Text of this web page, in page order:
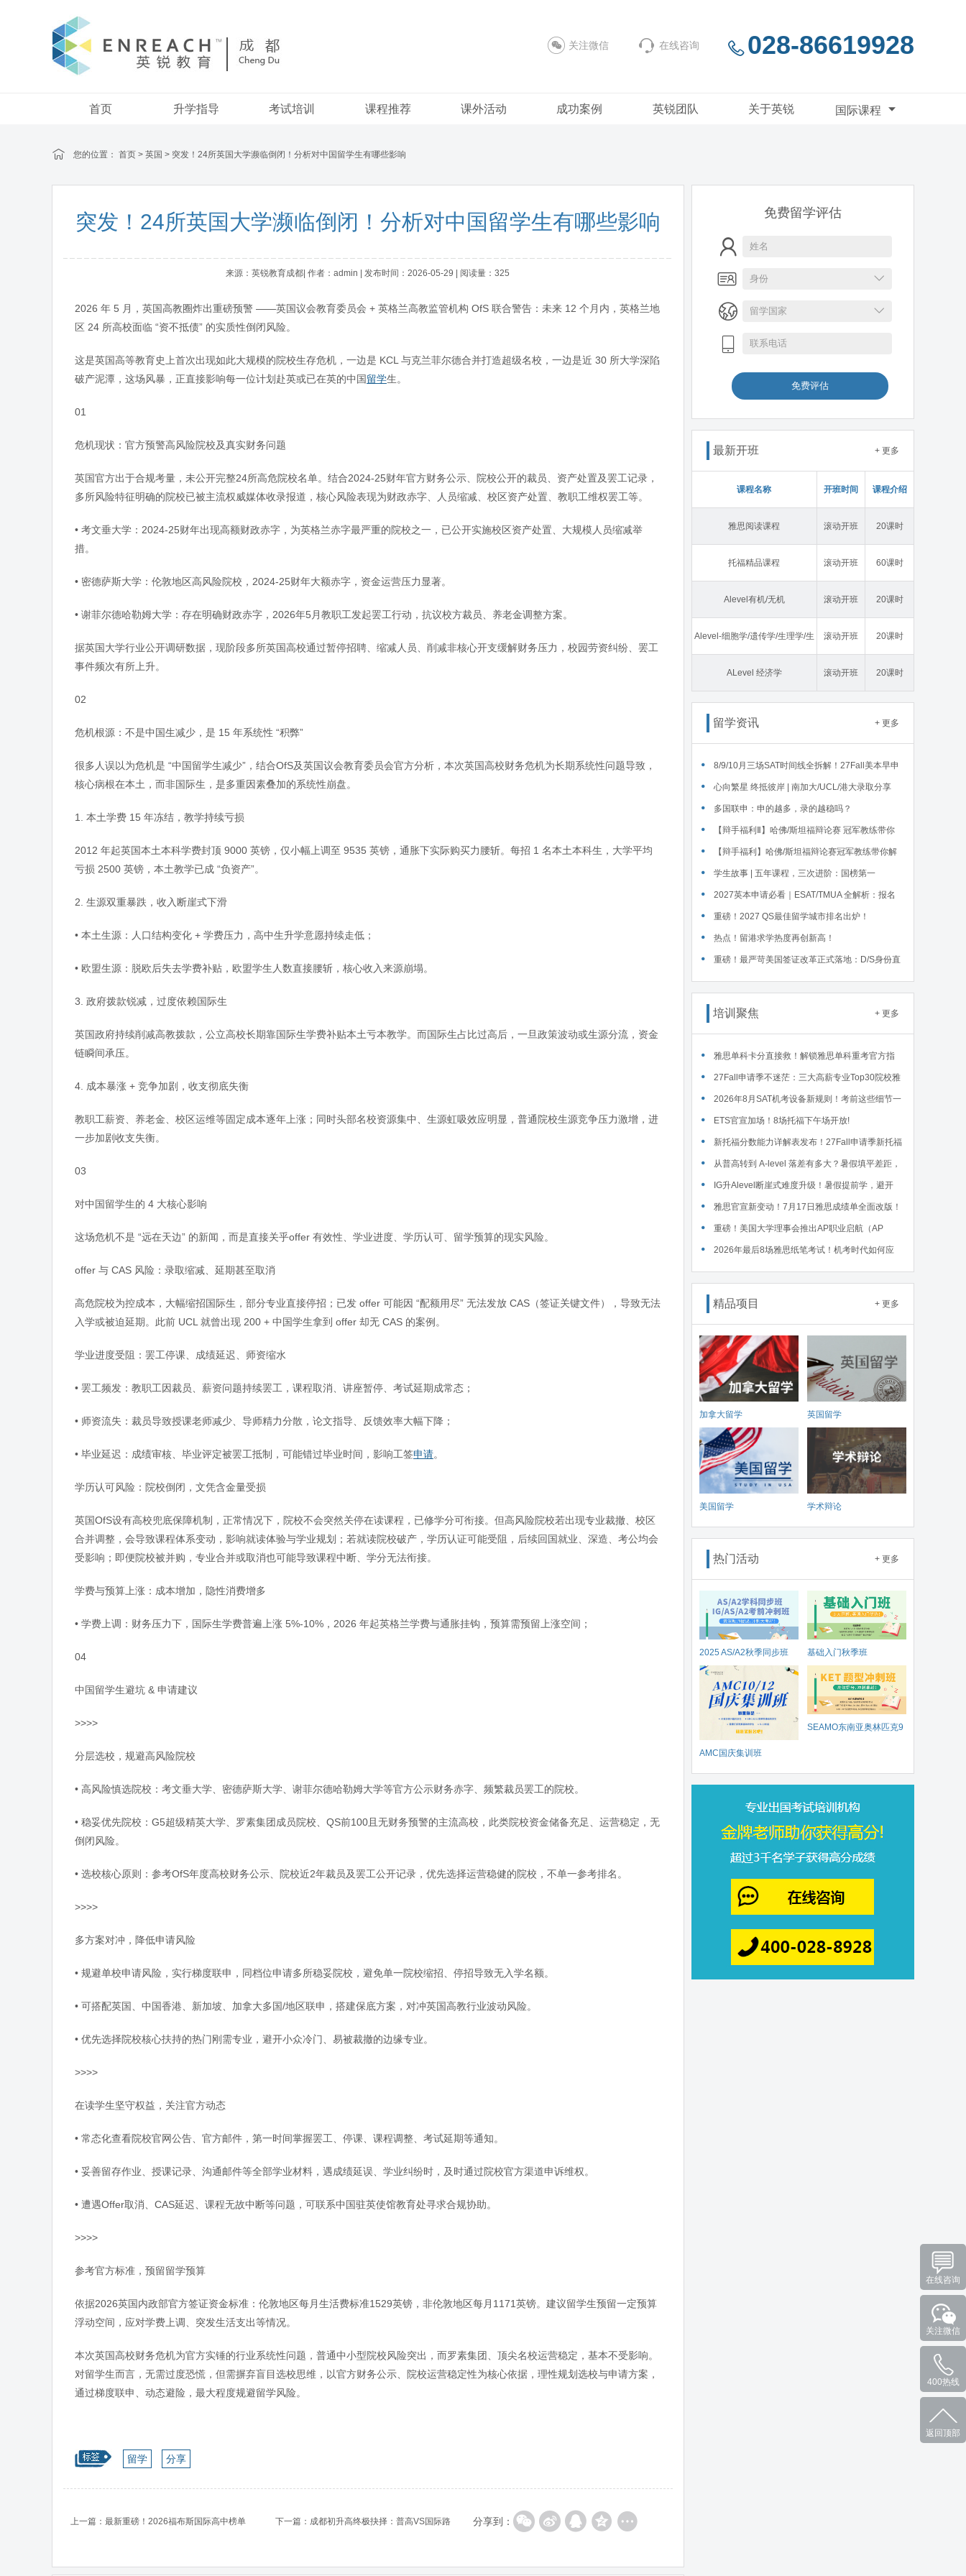
028-86619928
在线咨询
关注微信
首页 升学指导 考试培训 课程推荐 课外活动 成功案例 英锐团队 关于英锐 国际课程
您的位置： 首页 > 英国 > 突发！24所英国大学濒临倒闭！分析对中国留学生有哪些影响
突发！24所英国大学濒临倒闭！分析对中国留学生有哪些影响
来源：英锐教育成都| 作者：admin | 发布时间：2026-05-29 | 阅读量：325
2026 年 5 月，英国高教圈炸出重磅预警 ——英国议会教育委员会 + 英格兰高教监管机构 OfS 联合警告：未来 12 个月内，英格兰地
区 24 所高校面临 “资不抵债” 的实质性倒闭风险。
这是英国高等教育史上首次出现如此大规模的院校生存危机，一边是 KCL 与克兰菲尔德合并打造超级名校，一边是近 30 所大学深陷
破产泥潭，这场风暴，正直接影响每一位计划赴英或已在英的中国留学生。
01
危机现状：官方预警高风险院校及真实财务问题
英国官方出于合规考量，未公开完整24所高危院校名单。结合2024-25财年官方财务公示、院校公开的裁员、资产处置及罢工记录，
多所风险特征明确的院校已被主流权威媒体收录报道，核心风险表现为财政赤字、人员缩减、校区资产处置、教职工维权罢工等。
• 考文垂大学：2024-25财年出现高额财政赤字，为英格兰赤字最严重的院校之一，已公开实施校区资产处置、大规模人员缩减举
措。
• 密德萨斯大学：伦敦地区高风险院校，2024-25财年大额赤字，资金运营压力显著。
• 谢菲尔德哈勒姆大学：存在明确财政赤字，2026年5月教职工发起罢工行动，抗议校方裁员、养老金调整方案。
据英国大学行业公开调研数据，现阶段多所英国高校通过暂停招聘、缩减人员、削减非核心开支缓解财务压力，校园劳资纠纷、罢工
事件频次有所上升。
02
危机根源：不是中国生减少，是 15 年系统性 “积弊”
很多人误以为危机是 “中国留学生减少”，结合OfS及英国议会教育委员会官方分析，本次英国高校财务危机为长期系统性问题导致，
核心病根在本土，而非国际生，是多重因素叠加的系统性崩盘。
1. 本土学费 15 年冻结，教学持续亏损
2012 年起英国本土本科学费封顶 9000 英镑，仅小幅上调至 9535 英镑，通胀下实际购买力腰斩。每招 1 名本土本科生，大学平均
亏损 2500 英镑，本土教学已成 “负资产”。
2. 生源双重暴跌，收入断崖式下滑
• 本土生源：人口结构变化 + 学费压力，高中生升学意愿持续走低；
• 欧盟生源：脱欧后失去学费补贴，欧盟学生人数直接腰斩，核心收入来源崩塌。
3. 政府拨款锐减，过度依赖国际生
英国政府持续削减高教拨款，公立高校长期靠国际生学费补贴本土亏本教学。而国际生占比过高后，一旦政策波动或生源分流，资金
链瞬间承压。
4. 成本暴涨 + 竞争加剧，收支彻底失衡
教职工薪资、养老金、校区运维等固定成本逐年上涨；同时头部名校资源集中、生源虹吸效应明显，普通院校生源竞争压力激增，进
一步加剧收支失衡。
03
对中国留学生的 4 大核心影响
这场危机不是 “远在天边” 的新闻，而是直接关乎offer 有效性、学业进度、学历认可、留学预算的现实风险。
offer 与 CAS 风险：录取缩减、延期甚至取消
高危院校为控成本，大幅缩招国际生，部分专业直接停招；已发 offer 可能因 “配额用尽” 无法发放 CAS（签证关键文件），导致无法
入学或被迫延期。此前 UCL 就曾出现 200 + 中国学生拿到 offer 却无 CAS 的案例。
学业进度受阻：罢工停课、成绩延迟、师资缩水
• 罢工频发：教职工因裁员、薪资问题持续罢工，课程取消、讲座暂停、考试延期成常态；
• 师资流失：裁员导致授课老师减少、导师精力分散，论文指导、反馈效率大幅下降；
• 毕业延迟：成绩审核、毕业评定被罢工抵制，可能错过毕业时间，影响工签申请。
学历认可风险：院校倒闭，文凭含金量受损
英国OfS设有高校兜底保障机制，正常情况下，院校不会突然关停在读课程，已修学分可衔接。但高风险院校若出现专业裁撤、校区
合并调整，会导致课程体系变动，影响就读体验与学业规划；若就读院校破产，学历认证可能受阻，后续回国就业、深造、考公均会
受影响；即便院校被并购，专业合并或取消也可能导致课程中断、学分无法衔接。
学费与预算上涨：成本增加，隐性消费增多
• 学费上调：财务压力下，国际生学费普遍上涨 5%-10%，2026 年起英格兰学费与通胀挂钩，预算需预留上涨空间；
04
中国留学生避坑 & 申请建议
>>>>
分层选校，规避高风险院校
• 高风险慎选院校：考文垂大学、密德萨斯大学、谢菲尔德哈勒姆大学等官方公示财务赤字、频繁裁员罢工的院校。
• 稳妥优先院校：G5超级精英大学、罗素集团成员院校、QS前100且无财务预警的主流高校，此类院校资金储备充足、运营稳定，无
倒闭风险。
• 选校核心原则：参考OfS年度高校财务公示、院校近2年裁员及罢工公开记录，优先选择运营稳健的院校，不单一参考排名。
>>>>
多方案对冲，降低申请风险
• 规避单校申请风险，实行梯度联申，同档位申请多所稳妥院校，避免单一院校缩招、停招导致无入学名额。
• 可搭配英国、中国香港、新加坡、加拿大多国/地区联申，搭建保底方案，对冲英国高教行业波动风险。
• 优先选择院校核心扶持的热门刚需专业，避开小众冷门、易被裁撤的边缘专业。
>>>>
在读学生坚守权益，关注官方动态
• 常态化查看院校官网公告、官方邮件，第一时间掌握罢工、停课、课程调整、考试延期等通知。
• 妥善留存作业、授课记录、沟通邮件等全部学业材料，遇成绩延误、学业纠纷时，及时通过院校官方渠道申诉维权。
• 遭遇Offer取消、CAS延迟、课程无故中断等问题，可联系中国驻英使馆教育处寻求合规协助。
>>>>
参考官方标准，预留留学预算
依据2026英国内政部官方签证资金标准：伦敦地区每月生活费标准1529英镑，非伦敦地区每月1171英镑。建议留学生预留一定预算
浮动空间，应对学费上调、突发生活支出等情况。
本次英国高校财务危机为官方实锤的行业系统性问题，普通中小型院校风险突出，而罗素集团、顶尖名校运营稳定，基本不受影响。
对留学生而言，无需过度恐慌，但需摒弃盲目选校思维，以官方财务公示、院校运营稳定性为核心依据，理性规划选校与申请方案，
通过梯度联申、动态避险，最大程度规避留学风险。
留学 分享
上一篇：最新重磅！2026福布斯国际高中榜单 下一篇：成都初升高终极抉择：普高VS国际路 分享到：
免费留学评估
免费评估
最新开班 + 更多
课程名称 开班时间 课程介绍
雅思阅读课程 滚动开班 20课时
托福精品课程 滚动开班 60课时
Alevel有机/无机 滚动开班 20课时
Alevel-细胞学/遗传学/生理学/生
态学
滚动开班 20课时
ALevel 经济学 滚动开班 20课时
留学资讯 + 更多
‌8/9/10月三场SAT时间线全拆解！27Fall美本早申
时间线盘点～
心向繁星 终抵彼岸 | 南加大/UCL/港大录取分享
多国联申：申的越多，录的越稳吗？
【辩手福利Ⅱ】哈佛/斯坦福辩论赛 冠军教练带你
解读WSDA全国赛Junior即兴辩论第二轮备稿辩题
【辩手福利】哈佛/斯坦福辩论赛冠军教练带你解
读WSDA全国赛Junior即兴辩论第一轮备稿辩题
学生故事 | 五年课程，三次进阶：国榜第一
Serena在英锐的修炼
2027英本申请必看｜ESAT/TMUA 全解析：报名
时间、题型、对应专业、报考注意
重磅！2027 QS最佳留学城市排名出炉！
热点！留港求学热度再创新高！
重磅！最严苛美国签证改革正式落地：D/S身份直
接废除，F1学签最长4年封顶 ... ...
培训聚焦 + 更多
雅思单科卡分直接救！解锁雅思单科重考官方指
南！
27Fall申请季不迷茫：三大高薪专业Top30院校雅
思要求汇总！
2026年8月SAT机考设备新规则！考前这些细节一
定要核对～
ETS官宣加场！8场托福下午场开放!
新托福分数能力详解表发布！27Fall申请季新托福
考试院校录取要求汇总！
从普高转到 A-level 落差有多大？暑假填平差距，
首考 A * 不是梦！
IG升Alevel断崖式难度升级！暑假提前学，避开
90%的升学大坑
雅思官宣新变动！7月17日雅思成绩单全面改版！
重磅！美国大学理事会推出AP职业启航（AP
Career Kickstart）新课程！
2026年最后8场雅思纸笔考试！机考时代如何应
对？
精品项目 + 更多
加拿大留学 英国留学
美国留学 学术辩论
热门活动 + 更多
2025 AS/A2秋季同步班 基础入门秋季班
AMC国庆集训班
SEAMO东南亚奥林匹克9
在线咨询
关注微信
400热线
返回顶部